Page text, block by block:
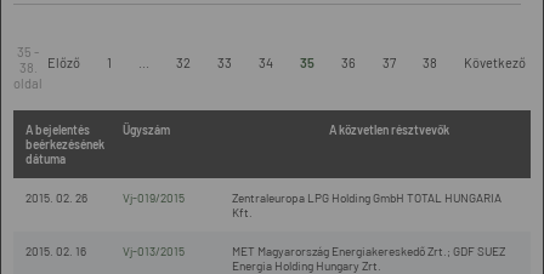
35 -
38.
oldal
Előző 1 32 33 34 35 36 37 38 Következő
A bejelentés
beérkezésének
dátuma
Ügyszám A közvetlen résztvevők
2015. 02. 26 Vj-019/2015
Zentraleuropa LPG Holding GmbH TOTAL HUNGARIA
Kft.
2015. 02. 16 Vj-013/2015
MET Magyarország Energiakereskedő Zrt.; GDF SUEZ
Energia Holding Hungary Zrt.